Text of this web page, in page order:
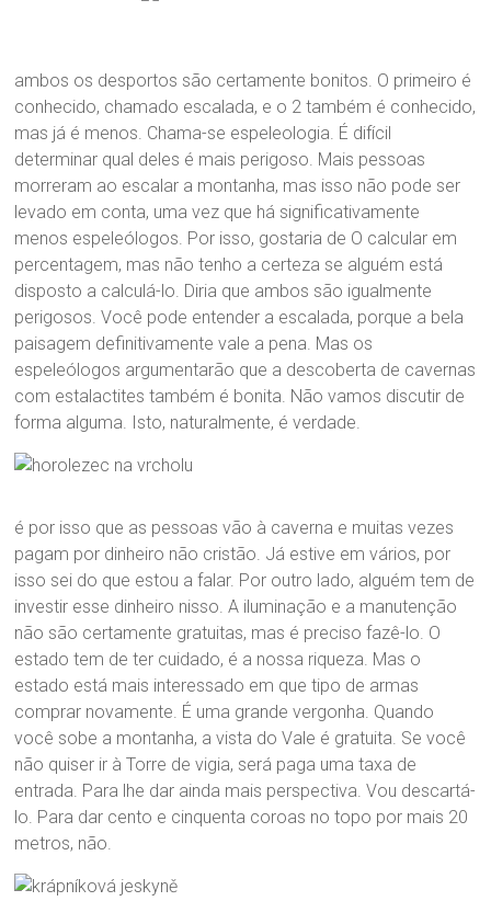
ambos os desportos são certamente bonitos. O primeiro é
conhecido, chamado escalada, e o 2 também é conhecido,
mas já é menos. Chama-se espeleologia. É difícil
determinar qual deles é mais perigoso. Mais pessoas
morreram ao escalar a montanha, mas isso não pode ser
levado em conta, uma vez que há significativamente
menos espeleólogos. Por isso, gostaria de O calcular em
percentagem, mas não tenho a certeza se alguém está
disposto a calculá-lo. Diria que ambos são igualmente
perigosos. Você pode entender a escalada, porque a bela
paisagem definitivamente vale a pena. Mas os
espeleólogos argumentarão que a descoberta de cavernas
com estalactites também é bonita. Não vamos discutir de
forma alguma. Isto, naturalmente, é verdade.
é por isso que as pessoas vão à caverna e muitas vezes
pagam por dinheiro não cristão. Já estive em vários, por
isso sei do que estou a falar. Por outro lado, alguém tem de
investir esse dinheiro nisso. A iluminação e a manutenção
não são certamente gratuitas, mas é preciso fazê-lo. O
estado tem de ter cuidado, é a nossa riqueza. Mas o
estado está mais interessado em que tipo de armas
comprar novamente. É uma grande vergonha. Quando
você sobe a montanha, a vista do Vale é gratuita. Se você
não quiser ir à Torre de vigia, será paga uma taxa de
entrada. Para lhe dar ainda mais perspectiva. Vou descartá-
lo. Para dar cento e cinquenta coroas no topo por mais 20
metros, não.